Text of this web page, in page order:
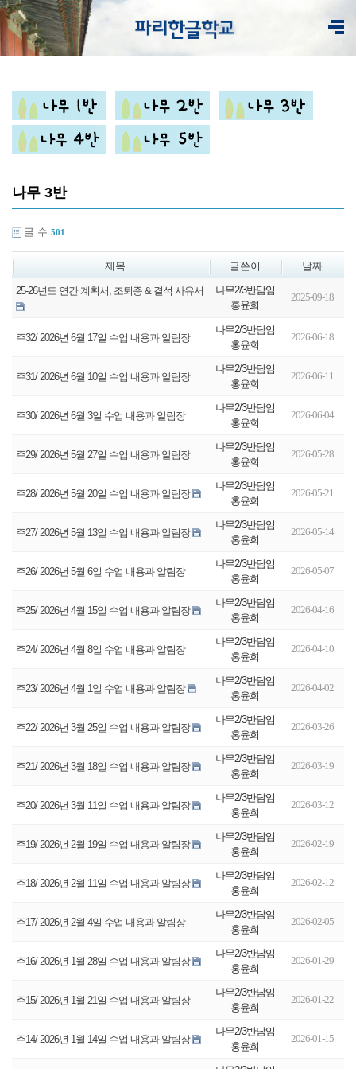
나무 3반
글 수 501
제목 글쓴이 날짜
25-26년도 연간 계획서, 조퇴증 & 결석 사유서
나무2/3반담임
홍윤희
2025-09-18
주32/ 2026년 6월 17일 수업 내용과 알림장
나무2/3반담임
홍윤희
2026-06-18
주31/ 2026년 6월 10일 수업 내용과 알림장
나무2/3반담임
홍윤희
2026-06-11
주30/ 2026년 6월 3일 수업 내용과 알림장
나무2/3반담임
홍윤희
2026-06-04
주29/ 2026년 5월 27일 수업 내용과 알림장
나무2/3반담임
홍윤희
2026-05-28
주28/ 2026년 5월 20일 수업 내용과 알림장
나무2/3반담임
홍윤희
2026-05-21
주27/ 2026년 5월 13일 수업 내용과 알림장
나무2/3반담임
홍윤희
2026-05-14
주26/ 2026년 5월 6일 수업 내용과 알림장
나무2/3반담임
홍윤희
2026-05-07
주25/ 2026년 4월 15일 수업 내용과 알림장
나무2/3반담임
홍윤희
2026-04-16
주24/ 2026년 4월 8일 수업 내용과 알림장
나무2/3반담임
홍윤희
2026-04-10
주23/ 2026년 4월 1일 수업 내용과 알림장
나무2/3반담임
홍윤희
2026-04-02
주22/ 2026년 3월 25일 수업 내용과 알림장
나무2/3반담임
홍윤희
2026-03-26
주21/ 2026년 3월 18일 수업 내용과 알림장
나무2/3반담임
홍윤희
2026-03-19
주20/ 2026년 3월 11일 수업 내용과 알림장
나무2/3반담임
홍윤희
2026-03-12
주19/ 2026년 2월 19일 수업 내용과 알림장
나무2/3반담임
홍윤희
2026-02-19
주18/ 2026년 2월 11일 수업 내용과 알림장
나무2/3반담임
홍윤희
2026-02-12
주17/ 2026년 2월 4일 수업 내용과 알림장
나무2/3반담임
홍윤희
2026-02-05
주16/ 2026년 1월 28일 수업 내용과 알림장
나무2/3반담임
홍윤희
2026-01-29
주15/ 2026년 1월 21일 수업 내용과 알림장
나무2/3반담임
홍윤희
2026-01-22
주14/ 2026년 1월 14일 수업 내용과 알림장
나무2/3반담임
홍윤희
2026-01-15